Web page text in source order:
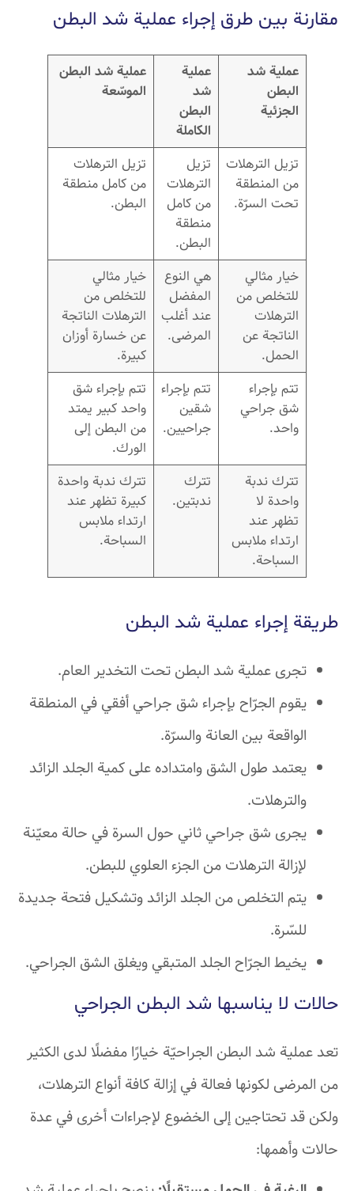
مقارنة بين طرق إجراء عملية شد البطن
عملية شد
البطن
الجزئية
عملية
شد
البطن
الكاملة
عملية شد البطن
الموسّعة
تزيل الترهلات
من المنطقة
تحت السرّة.
تزيل
الترهلات
من كامل
منطقة
البطن.
تزيل الترهلات
من كامل منطقة
البطن.
خيار مثالي
للتخلص من
الترهلات
الناتجة عن
الحمل.
هي النوع
المفضل
عند أغلب
المرضى.
خيار مثالي
للتخلص من
الترهلات الناتجة
عن خسارة أوزان
كبيرة.
تتم بإجراء
شق جراحي
واحد.
تتم بإجراء
شقين
جراحيين.
تتم بإجراء شق
واحد كبير يمتد
من البطن إلى
الورك.
تترك ندبة
واحدة لا
تظهر عند
ارتداء ملابس
السباحة.
تترك
ندبتين.
تترك ندبة واحدة
كبيرة تظهر عند
ارتداء ملابس
السباحة.
طريقة إجراء عملية شد البطن
تجرى عملية شد البطن تحت التخدير العام.
يقوم الجرّاح بإجراء شق جراحي أفقي في المنطقة
الواقعة بين العانة والسرّة.
يعتمد طول الشق وامتداده على كمية الجلد الزائد
والترهلات.
يجرى شق جراحي ثاني حول السرة في حالة معيّنة
لإزالة الترهلات من الجزء العلوي للبطن.
يتم التخلص من الجلد الزائد وتشكيل فتحة جديدة
للسّرة.
يخيط الجرّاح الجلد المتبقي ويغلق الشق الجراحي.
حالات لا يناسبها شد البطن الجراحي
تعد عملية شد البطن الجراحيّة خيارًا مفضلًا لدى الكثير
من المرضى لكونها فعالة في إزالة كافة أنواع الترهلات،
ولكن قد تحتاجين إلى الخضوع لإجراءات أخرى في عدة
حالات وأهمها: